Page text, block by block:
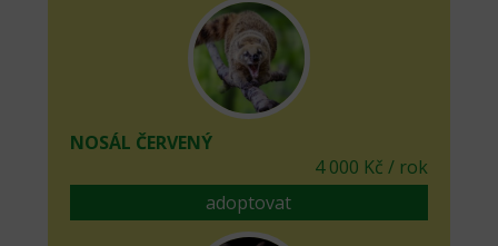
NOSÁL ČERVENÝ
4 000 Kč / rok
adoptovat